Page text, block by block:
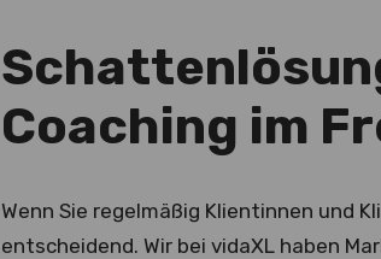
Coaching im
Wenn Sie regelmäßig Klientinnen und
entscheidend. Wir bei vidaXL haben